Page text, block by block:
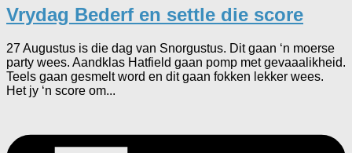
Vrydag Bederf en settle die score
27 Augustus is die dag van Snorgustus. Dit gaan ‘n moerse
party wees. Aandklas Hatfield gaan pomp met gevaaalikheid.
Teels gaan gesmelt word en dit gaan fokken lekker wees.
Het jy ‘n score om...